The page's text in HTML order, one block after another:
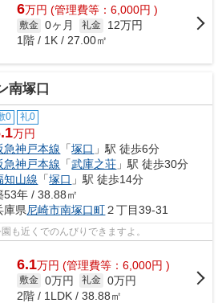
6万円 (管理費等：6,000円 )
敷金 0ヶ月 礼金
12万円
1階 / 1K / 27.00㎡
南塚口
0 礼0
万円
急神戸本線 「塚口 」駅 徒歩6分
急神戸本線 「武庫之荘 」駅 徒歩30分
知山線 「塚口 」駅 徒歩14分
53年 / 38.88㎡
庫県尼崎市南塚口町２丁目39-31
も近くでのんびりできますよ。
6.1万円 (管理費等：6,000円 )
敷金 0万円 礼金 0万円
2階 / 1LDK / 38.88㎡